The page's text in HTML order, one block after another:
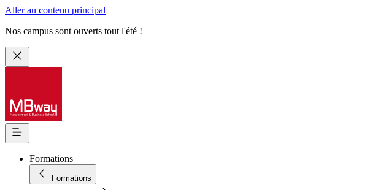
Aller au contenu principal
Nos campus sont ouverts tout l'été !
Formations
Formations